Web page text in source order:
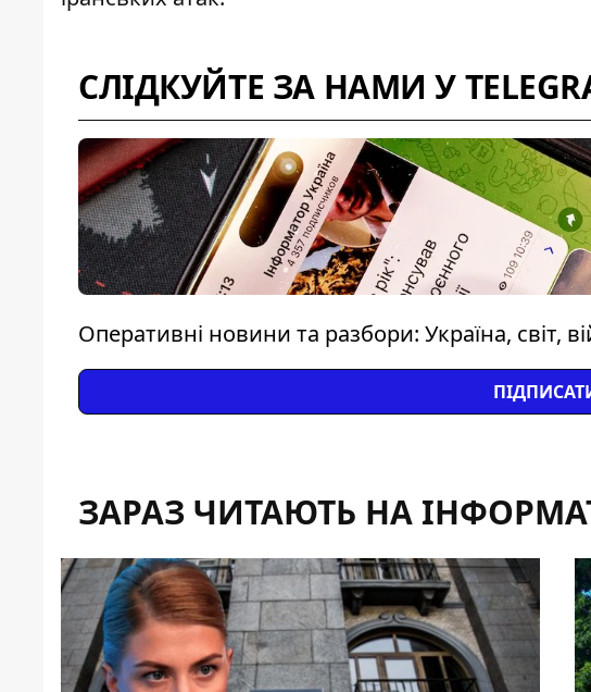
СЛІДКУЙТЕ ЗА НАМИ У
Оперативні новини та разбори: Україна, світ,
ЗАРАЗ ЧИТАЮТЬ НА